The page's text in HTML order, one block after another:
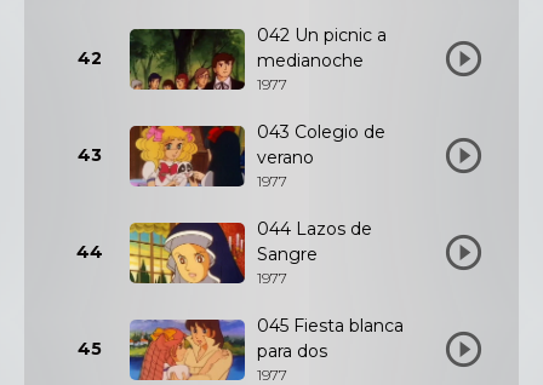
42
042 Un picnic a
medianoche
1977
43
043 Colegio de
verano
1977
44
044 Lazos de
Sangre
1977
45
045 Fiesta blanca
para dos
1977